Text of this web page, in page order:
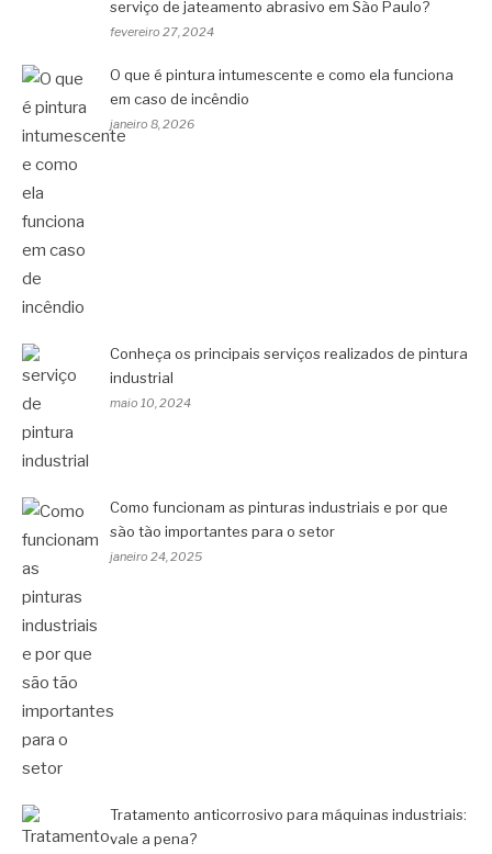
serviço de jateamento abrasivo em São Paulo?
fevereiro 27, 2024
O que é pintura intumescente e como ela funciona
em caso de incêndio
janeiro 8, 2026
Conheça os principais serviços realizados de pintura
industrial
maio 10, 2024
Como funcionam as pinturas industriais e por que
são tão importantes para o setor
janeiro 24, 2025
Tratamento anticorrosivo para máquinas industriais:
vale a pena?